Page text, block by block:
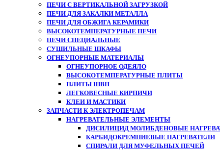
ПЕЧИ С ВЕРТИКАЛЬНОЙ ЗАГРУЗКОЙ
ПЕЧИ ДЛЯ ЗАКАЛКИ МЕТАЛЛА
ПЕЧИ ДЛЯ ОБЖИГА КЕРАМИКИ
ВЫСОКОТЕМПЕРАТУРНЫЕ ПЕЧИ
ПЕЧИ СПЕЦИАЛЬНЫЕ
СУШИЛЬНЫЕ ШКАФЫ
ОГНЕУПОРНЫЕ МАТЕРИАЛЫ
ОГНЕУПОРНОЕ ОДЕЯЛО
ВЫСОКОТЕМПЕРАТУРНЫЕ ПЛИТЫ
ПЛИТЫ ШВП
ЛЕГКОВЕСНЫЕ КИРПИЧИ
КЛЕИ И МАСТИКИ
ЗАПЧАСТИ К ЭЛЕКТРОПЕЧАМ
НАГРЕВАТЕЛЬНЫЕ ЭЛЕМЕНТЫ
ДИСИЛИЦИД МОЛИБДЕНОВЫЕ
КАРБИДОКРЕМНИЕВЫЕ НАГРЕВАТЕЛИ
СПИРАЛИ ДЛЯ МУФЕЛЬНЫХ ПЕЧЕЙ